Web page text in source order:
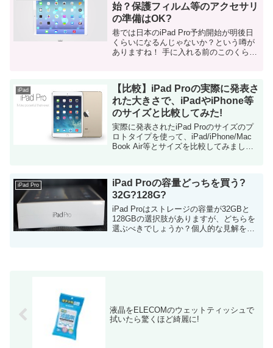
始？保護フィルム等のアクセサリ
の準備はOK?
巷では日本のiPad Pro予約開始が明後日
くらいになるんじゃないか？という噂が
ありますね！ 手に入れる前のこのくらい
出しがメインの利用を考えている方は
ア...
iPad
【比較】iPad Proの実際に発表さ
れた大きさで、iPadやiPhone等
のサイズと比較してみた!
実際に発表されたiPad Proのサイズのプ
ロトタイプを使って、iPad/iPhone/Mac
Book Air等とサイズを比較してみまし
iPad Pro
iPad Proの容量どっちを買う?
32G?128G?
iPad Proはストレージの容量が32GBと
128GBの選択肢がありますが、どちらを
選ぶべきでしょうか？個人的な見解を書
液晶をELECOMのウェットティッシュで
拭いたら驚くほど綺麗に!